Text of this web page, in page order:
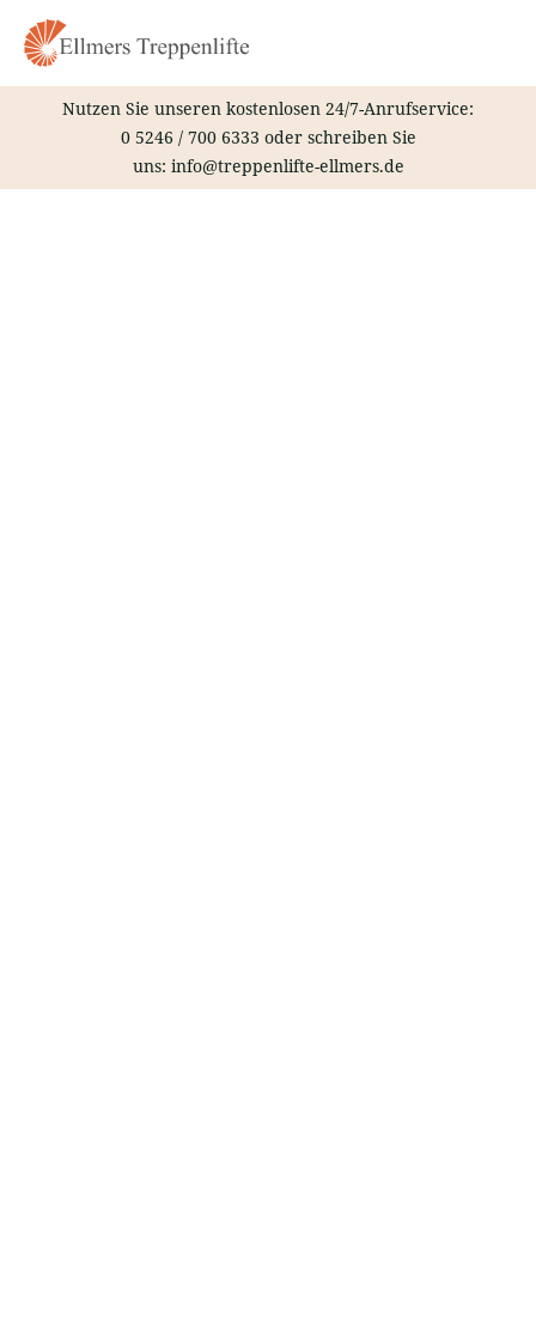
Inhalt
springen
Nutzen Sie unseren kostenlosen 24/7-Anrufservice:
0 5246 / 700 6333 oder schreiben Sie
uns: info@treppenlifte-ellmers.de